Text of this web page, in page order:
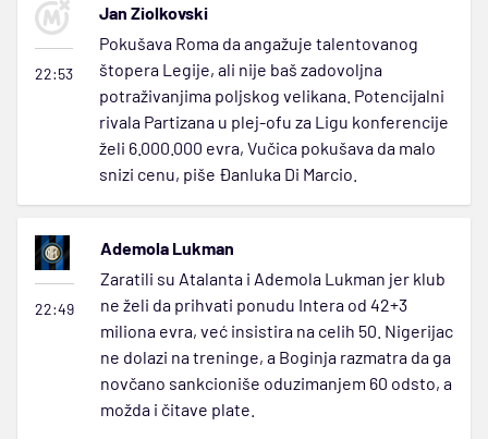
22:53
Jan Ziolkovski
Pokušava Roma da angažuje talentovanog
štopera Legije, ali nije baš zadovoljna
potraživanjima poljskog velikana. Potencijalni
rivala Partizana u plej-ofu za Ligu konferencije
želi 6.000.000 evra, Vučica pokušava da malo
snizi cenu, piše Đanluka Di Marcio.
22:49
Ademola Lukman
Zaratili su Atalanta i Ademola Lukman jer klub
ne želi da prihvati ponudu Intera od 42+3
miliona evra, već insistira na celih 50. Nigerijac
ne dolazi na treninge, a Boginja razmatra da ga
novčano sankcioniše oduzimanjem 60 odsto, a
možda i čitave plate.